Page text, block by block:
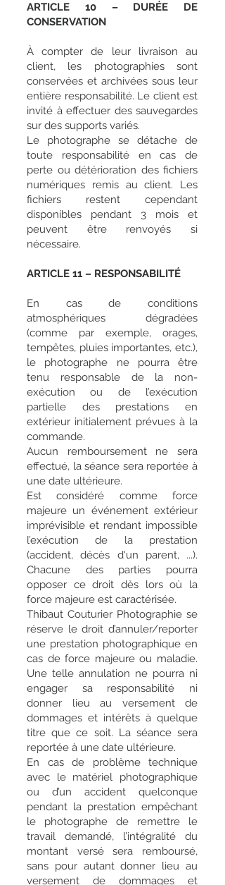
ARTICLE 10 – DURÉE DE
CONSERVATION
À compter de leur livraison au
client, les photographies sont
conservées et archivées sous leur
entière responsabilité. Le client est
invité à effectuer des sauvegardes
sur des supports variés.
Le photographe se détache de
toute responsabilité en cas de
perte ou détérioration des fichiers
numériques remis au client. Les
fichiers restent cependant
disponibles pendant 3 mois et
peuvent être renvoyés si
nécessaire.
ARTICLE 11 – RESPONSABILITÉ
En cas de conditions
atmosphériques dégradées
(comme par exemple, orages,
tempêtes, pluies importantes, etc.),
le photographe ne pourra être
tenu responsable de la non-
exécution ou de l’exécution
partielle des prestations en
extérieur initialement prévues à la
commande.
Aucun remboursement ne sera
effectué, la séance sera reportée à
une date ultérieure.
Est considéré comme force
majeure un événement extérieur
imprévisible et rendant impossible
l’exécution de la prestation
(accident, décès d'un parent, ...).
Chacune des parties pourra
opposer ce droit dès lors où la
force majeure est caractérisée.
Thibaut Couturier Photographie se
réserve le droit d’annuler/reporter
une prestation photographique en
cas de force majeure ou maladie.
Une telle annulation ne pourra ni
engager sa responsabilité ni
donner lieu au versement de
dommages et intérêts à quelque
titre que ce soit. La séance sera
reportée à une date ultérieure.
En cas de problème technique
avec le matériel photographique
ou d’un accident quelconque
pendant la prestation empêchant
le photographe de remettre le
travail demandé, l’intégralité du
montant versé sera remboursé,
sans pour autant donner lieu au
versement de dommages et